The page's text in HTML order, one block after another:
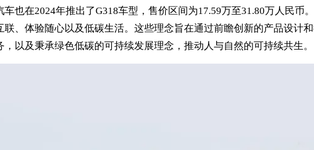
也在2024年推出了G318车型，售价区间为17.59万至31.80万人民币。
、体验随心以及低碳生活。这些理念旨在通过前瞻创新的产品设计
以及秉承绿色低碳的可持续发展理念，推动人与自然的可持续共生。